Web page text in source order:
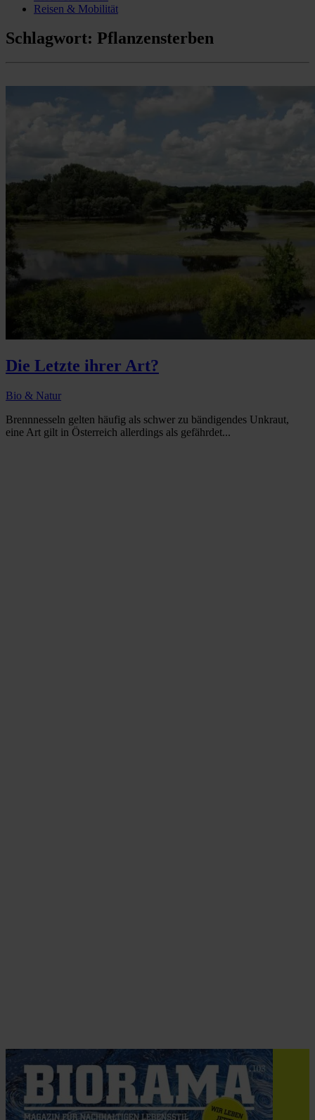
Reisen & Mobilität
Schlagwort: Pflanzensterben
Die Letzte ihrer Art?
Bio & Natur
Brennnesseln gelten häufig als schwer zu bändigendes Unkraut,
eine Art gilt in Österreich allerdings als gefährdet...